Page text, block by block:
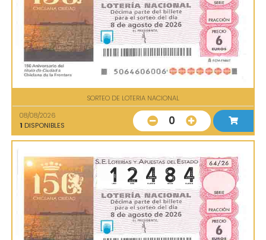
SORTEO DE LOTERIA NACIONAL
08/08/2026
1 DISPONIBLES 0